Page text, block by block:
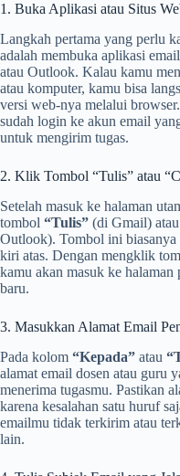
1. Buka Aplikasi atau Situs
Langkah pertama yang perlu
adalah membuka aplikasi
atau Outlook. Kalau kamu
atau komputer, kamu bisa
versi web-nya melalui
sudah login ke akun email
untuk mengirim tugas.
2. Klik Tombol “Tulis” atau
Setelah masuk ke halaman
tombol “Tulis” (di Gmail) atau
Outlook). Tombol ini biasanya
kiri atas. Dengan mengklik
kamu akan masuk ke halaman
baru.
3. Masukkan Alamat Email
Pada kolom “Kepada” atau
alamat email dosen atau guru
menerima tugasmu. Pastikan
karena kesalahan satu huruf
emailmu tidak terkirim atau
lain.